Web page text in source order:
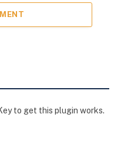
to get this plugin works.